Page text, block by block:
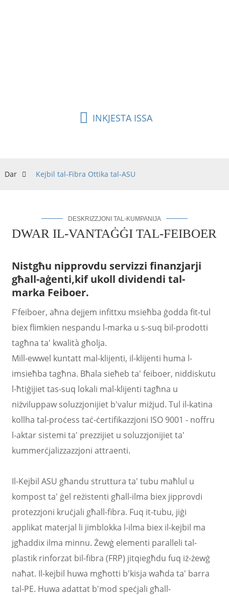
INKJESTA ISSA
Dar Kejbil tal-Fibra Ottika tal-ASU
DESKRIZZJONI TAL-KUMPANIJA
DWAR IL-VANTAĠĠI TAL-FEIBOER
Nistgħu nipprovdu servizzi finanzjarji
għall-aġenti,kif ukoll dividendi tal-
marka Feiboer.
F'feiboer, aħna dejjem infittxu msieħba ġodda fit-tul
biex flimkien nespandu l-marka u s-suq bil-prodotti
tagħna ta' kwalità għolja.
Mill-ewwel kuntatt mal-klijenti, il-klijenti huma l-
imsieħba tagħna. Bħala sieħeb ta' feiboer, niddiskutu
l-ħtiġijiet tas-suq lokali mal-klijenti tagħna u
niżviluppaw soluzzjonijiet b'valur miżjud. Tul il-katina
kollha tal-proċess taċ-ċertifikazzjoni ISO 9001 - noffru
l-aktar sistemi ta' prezzijiet u soluzzjonijiet ta'
kummerċjalizzazzjoni attraenti.
Il-Kejbil ASU għandu struttura ta' tubu maħlul u
kompost ta' ġel reżistenti għall-ilma biex jipprovdi
protezzjoni kruċjali għall-fibra. Fuq it-tubu, jiġi
applikat materjal li jimblokka l-ilma biex il-kejbil ma
jgħaddix ilma minnu. Żewġ elementi paralleli tal-
plastik rinforzat bil-fibra (FRP) jitqiegħdu fuq iż-żewġ
naħat. Il-kejbil huwa mgħotti b'kisja waħda ta' barra
tal-PE. Huwa adattat b'mod speċjali għall-